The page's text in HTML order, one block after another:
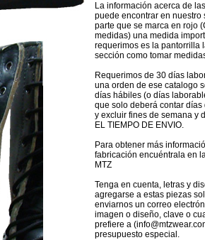
La información acerca de
puede encontrar en nuestro
parte que se marca en rojo
medidas) una medida
requerimos es la pantorrilla
sección como tomar
Requerimos de 30 días
una orden de ese catalogo
días hábiles (o días
que solo deberá contar
y excluir fines de semana y
EL TIEMPO DE ENVIO.
Para obtener más
fabricación encuéntrala en
MTZ
Tenga en cuenta, letras y
agregarse a estas piezas
enviarnos un correo
imagen o diseño, clave o
prefiere a
presupuesto especial.